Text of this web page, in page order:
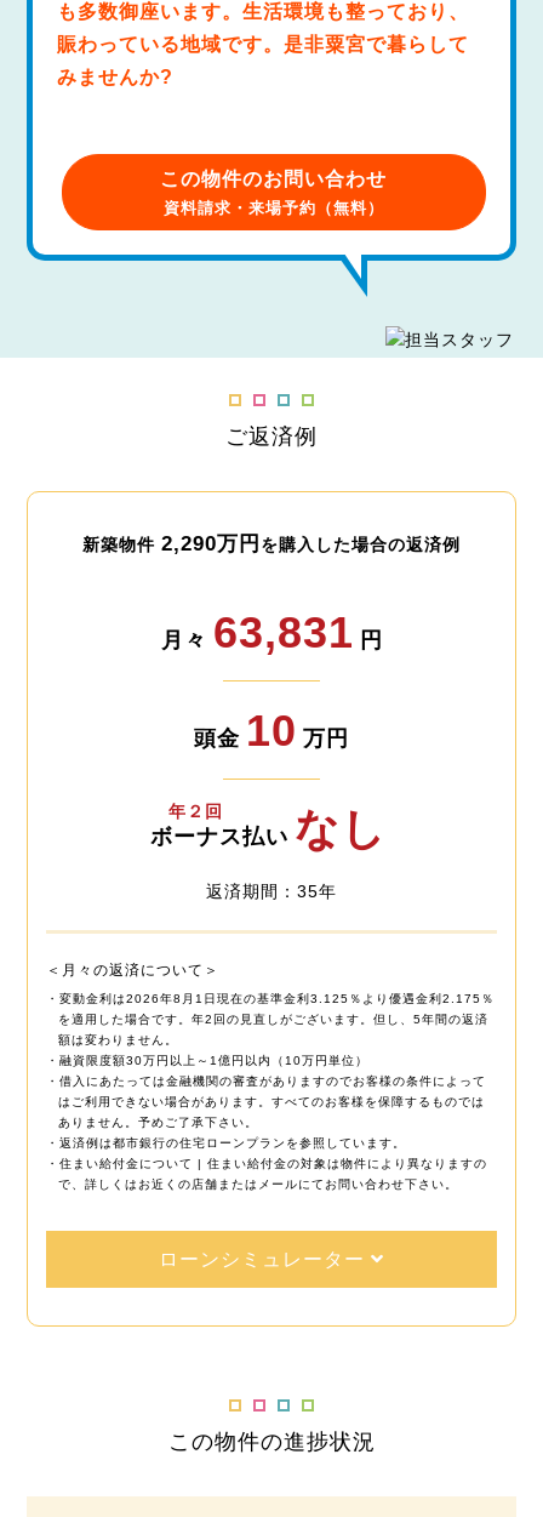
も多数御座います。生活環境も整っており、
賑わっている地域です。是非粟宮で暮らして
みませんか?
この物件のお問い合わせ
資料請求・来場予約（無料）
ご返済例
新築物件 2,290万円 を購入した場合の返済例
月々 63,831 円
頭金 10 万円
年２回
ボーナス払い なし
返済期間：35年
＜月々の返済について＞
・変動金利は2026年8月1日現在の基準金利3.125％より優遇金利2.175％
を適用した場合です。年2回の見直しがございます。但し、5年間の返済
額は変わりません。
・融資限度額30万円以上～1億円以内（10万円単位）
・借入にあたっては金融機関の審査がありますのでお客様の条件によって
はご利用できない場合があります。すべてのお客様を保障するものでは
ありません。予めご了承下さい。
・返済例は都市銀行の住宅ローンプランを参照しています。
・住まい給付金について | 住まい給付金の対象は物件により異なりますの
で、詳しくはお近くの店舗またはメールにてお問い合わせ下さい。
ローンシミュレーター
この物件の進捗状況